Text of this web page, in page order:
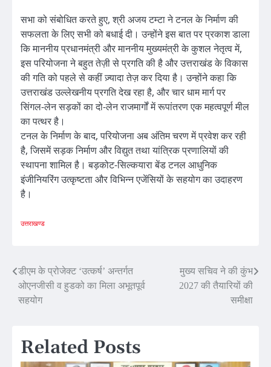
सभा को संबोधित करते हुए, श्री अजय टम्टा ने टनल के निर्माण की
सफलता के लिए सभी को बधाई दी। उन्होंने इस बात पर प्रकाश डाला
कि माननीय प्रधानमंत्री और माननीय मुख्यमंत्री के कुशल नेतृत्व में,
इस परियोजना ने बहुत तेज़ी से प्रगति की है और उत्तराखंड के विकास
की गति को पहले से कहीं ज़्यादा तेज़ कर दिया है। उन्होंने कहा कि
उत्तराखंड उल्लेखनीय प्रगति देख रहा है, और चार धाम मार्ग पर
सिंगल-लेन सड़कों का दो-लेन राजमार्गों में रूपांतरण एक महत्वपूर्ण मील
का पत्थर है।
टनल के निर्माण के बाद, परियोजना अब अंतिम चरण में प्रवेश कर रही
है, जिसमें सड़क निर्माण और विद्युत तथा यांत्रिक प्रणालियों की
स्थापना शामिल है। बड़कोट-सिल्कयारा बेंड टनल आधुनिक
इंजीनियरिंग उत्कृष्टता और विभिन्न एजेंसियों के सहयोग का उदाहरण
है।
उत्तराखण्ड
Post
navigation
डीएम के प्रोजेक्ट ‘उत्कर्ष’ अन्तर्गत
ओएनजीसी व हुडको का मिला अभूतपूर्व
सहयोग
मुख्य सचिव ने की कुंभ
2027 की तैयारियों की
समीक्षा
Related Posts